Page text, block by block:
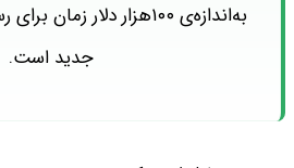
به‌اندازه‌ی ۱۰۰هزار دلار
جدید است.